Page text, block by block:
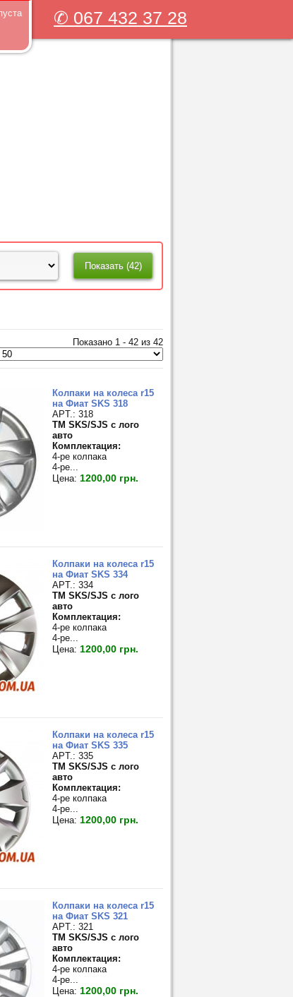
✆ 067 432 37 28
Показано 1 - 42 из 42
Колпаки на колеса r15
на Фиат SKS 318
APT.: 318
TM SKS/SJS с лого
авто
Комплектация:
4-ре колпака
4-ре...
Цена:1200,00 грн.
Колпаки на колеса r15
на Фиат SKS 334
APT.: 334
TM SKS/SJS с лого
авто
Комплектация:
4-ре колпака
4-ре...
Цена:1200,00 грн.
Колпаки на колеса r15
на Фиат SKS 335
APT.: 335
TM SKS/SJS с лого
авто
Комплектация:
4-ре колпака
4-ре...
Цена:1200,00 грн.
Колпаки на колеса r15
на Фиат SKS 321
APT.: 321
TM SKS/SJS с лого
авто
Комплектация:
4-ре колпака
4-ре...
Цена:1200,00 грн.